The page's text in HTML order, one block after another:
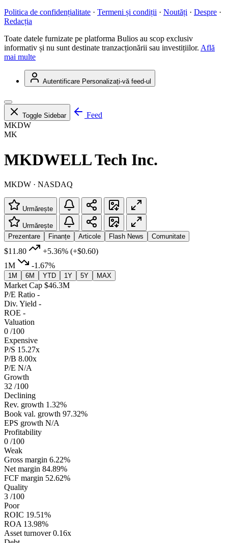
Politica de confidențialitate · Termeni și condiții · Noutăți · Despre ·
Redacția
Toate datele furnizate pe platforma Bulios au scop exclusiv
informativ și nu sunt destinate tranzacționării sau investițiilor. Află
mai multe
Autentificare Personalizați-vă feed-ul
Toggle Sidebar
Feed
MKDW
MK
MKDWELL Tech Inc.
MKDW · NASDAQ
Urmărește
Urmărește
Prezentare
Finanțe Articole Flash News Comunitate
$11.80 +5.36% (+$0.60)
1M
-1.67%
1M 6M YTD 1Y 5Y MAX
Market Cap $46.3M
P/E Ratio -
Div. Yield -
ROE -
Valuation
0 /100
Expensive
P/S 15.27x
P/B 8.00x
P/E N/A
Growth
32 /100
Declining
Rev. growth 1.32%
Book val. growth 97.32%
EPS growth N/A
Profitability
0 /100
Weak
Gross margin 6.22%
Net margin 84.89%
FCF margin 52.62%
Quality
3 /100
Poor
ROIC 19.51%
ROA 13.98%
Asset turnover 0.16x